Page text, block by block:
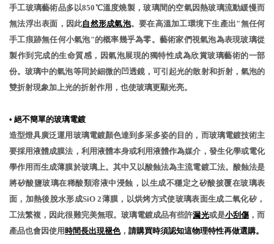
手工玻璃藝術品多以850℃溫度燒製，玻璃間的空氣因熱玻璃流動緩慢而
無法浮出表面，因此自然形成氣泡。要在高溫加工環境下生產出"無任何
手工痕跡無任何小氣泡"的概率幾乎為零。藝術家們視氣泡為表現玻璃從
製作到完成的生命質感，因氣泡展現的獨特性成為欣賞玻璃藝術的一部
份。玻璃中的氣泡等同於細微的凹透鏡，可引起光的散射和折射，氣泡的
雙折射現象加上光的折射作用，也使玻璃更顯光亮。
• 絕不簡單的玻璃電鍍
造型燈具廣泛運用玻璃電鍍顏色達到多采多姿的目的，而玻璃電鍍技術主
要採用液體成膜法，利用液體本身或利用液體作為媒介，發生化學或電化
學作用而生成薄膜於玻璃上。其中又以酸蝕法為主流電鍍工法。酸蝕法是
將矽酸鹽玻璃在稀酸類溶液中浸蝕，以生成不穩定之矽酸披覆在玻璃表
面，加熱後脫水形成SiO 2薄膜，以烘烤方式使玻璃表面生成二氧化矽，
工法繁複，因此很難完美無瑕。玻璃電鍍成品有些許漏光或是小刮傷，而
產品也會因使用時間長出現褪色， 請購買時須認知這物理特性再做選購。